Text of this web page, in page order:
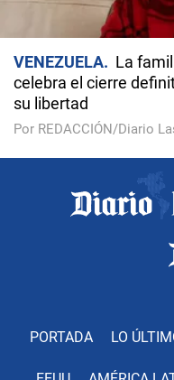
VENEZUELA
La
celebra el cierre
su libertad
Por REDACCIÓN/Diario
PORTADA LO